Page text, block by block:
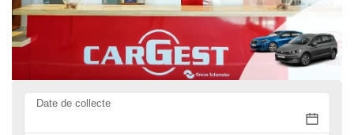
Date de collecte